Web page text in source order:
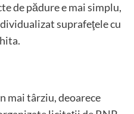
de pădure e mai simplu,
suprafeţele cu
mai târziu, deoarece